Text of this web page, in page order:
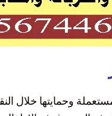
وحمايتها خلال